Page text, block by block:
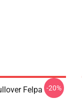
Felpa -20%